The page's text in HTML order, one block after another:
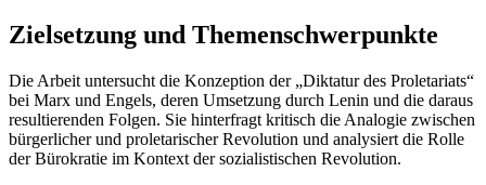
Zielsetzung und Themenschwerpunkte
Die Arbeit untersucht die Konzeption der „Diktatur des Proletariats“
bei Marx und Engels, deren Umsetzung durch Lenin und die daraus
resultierenden Folgen. Sie hinterfragt kritisch die Analogie zwischen
bürgerlicher und proletarischer Revolution und analysiert die Rolle
der Bürokratie im Kontext der sozialistischen Revolution.